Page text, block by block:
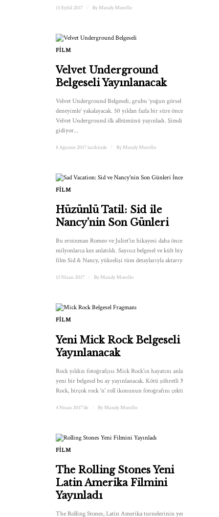
13 Eylül 2017 By Mandy Morello
FILM
Velvet Underground
Belgeseli Yayınlanacak
Velvet Underground Belgeseli, grubu ‘yoğun görsel bir
deneyimle’ yakalayacak. 50 yıldan fazla bir süre önce The
Velvet Underground ilk albümünü yayınladı. Şimdi, grup
gidiyor...
8 Ağustos 2017 tarihinde By Mandy Morello
FILM
Hüzünlü Tatil: Sid ile
Nancy'nin Son Günleri
Bu eroinman Romeo ve Juliet'in hikayesi daha önce
milyonlarca kez anlatıldı. Sayısız belgesel ve kült biyografik
film Sid & Nancy, yükselişi tüm detaylarıyla aktarıyor...
13 Nisan 2017 By Mandy Morello
FILM
Yeni Mick Rock Belgeseli
Yayınlanacak
Rock yıldızı fotoğrafçısı Mick Rock'ın hayatını anlatan
yeni bir belgesel bu ay yayınlanacak. Kötü şöhretli Mick
Rock, birçok rock 'n' roll ikonunun fotoğrafını çekti ...
4 Nisan 2017'de By Mandy Morello
FILM
The Rolling Stones Yeni
Latin Amerika Filmini
Yayınladı
The Rolling Stones, Latin Amerika turnelerinin yeni